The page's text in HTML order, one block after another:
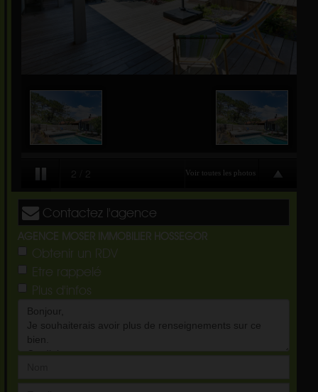
Contactez l'agence
AGENCE MOSER IMMOBILIER HOSSEGOR
Obtenir un RDV
Etre rappelé
Plus d'infos